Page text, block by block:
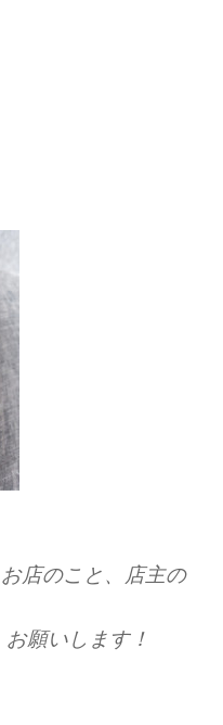
店のこと、店主の
願いします！